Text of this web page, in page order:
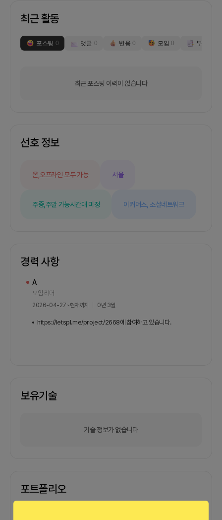
스타일로 무한히 점프하며 발견하는 Pinterest
rabbit hole 패턴입니다. 4월 12일 v1 런칭, 4월
모임 옷 고민이 많은 사용자. 본인이 envy 잠재 사용
츠 마케팅 + 모바일 앱 — 을 함께 키워나갈 분을 찾
으면 코파운더급 파트너십으로 발전 가능.
최근 활동
포스팅 0 댓글 0 반응 0 모임 0 부스
최근 포스팅 이력이 없습니다
선호 정보
온,오프라인 모두 가능 서울
주중,주말 가능시간대 미정 이커머스, 소셜네트워크
경력 사항
A
모임 리더
2026-04-27~현재까지 0년 3월
https://letspl.me/project/2668에 참여하고 있습니다.
보유기술
기술 정보가 없습니다
포트폴리오